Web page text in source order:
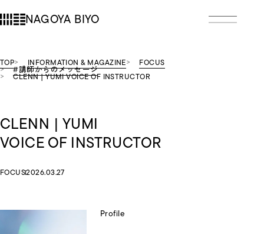
NAGOYA BIYO
TOP INFORMATION & MAGAZINE FOCUS
#講師からのメッセージ
CLENN | YUMI VOICE OF INSTRUCTOR
CLENN | YUMI
VOICE OF INSTRUCTOR
FOCUS2026.03.27
Profile